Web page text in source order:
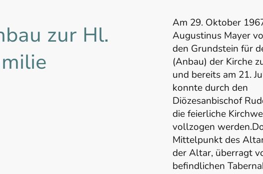
zur Hl.
Am 29. Oktober
Augustinus Mayer
den Grundstein für
(Anbau) der Kirche
und bereits am 21.
konnte durch den
Diözesanbischof
die feierliche
vollzogen
Mittelpunkt des
der Altar, überragt
befindlichen